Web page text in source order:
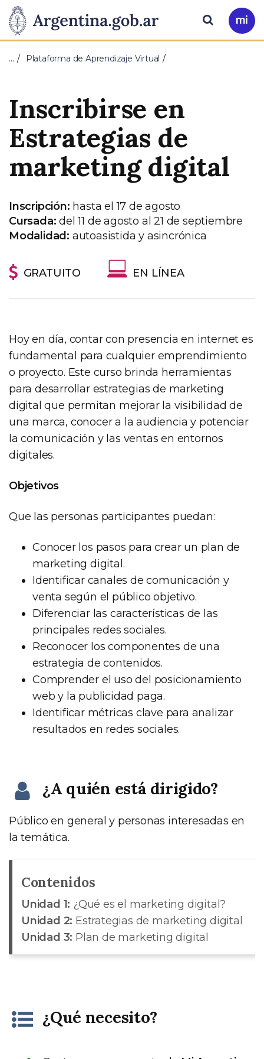
Presidencia
de
Nación
Pasar al contenido principal
Ir
a
Buscar
… Plataforma de Aprendizaje Virtual
Inscribirse en
Estrategias de
marketing digital
Inscripción: hasta el 17 de agosto
Cursada: del 11 de agosto al 21 de septiembre
Modalidad: autoasistida y asincrónica
GRATUITO EN LÍNEA
Hoy en día, contar con presencia en internet es
fundamental para cualquier emprendimiento
o proyecto. Este curso brinda herramientas
para desarrollar estrategias de marketing
digital que permitan mejorar la visibilidad de
una marca, conocer a la audiencia y potenciar
la comunicación y las ventas en entornos
digitales.
Objetivos
Que las personas participantes puedan:
Conocer los pasos para crear un plan de
marketing digital.
Identificar canales de comunicación y
venta según el público objetivo.
Diferenciar las características de las
principales redes sociales.
Reconocer los componentes de una
estrategia de contenidos.
Comprender el uso del posicionamiento
web y la publicidad paga.
Identificar métricas clave para analizar
resultados en redes sociales.
¿A quién está dirigido?
Público en general y personas interesadas en
la temática.
Contenidos
Unidad 1: ¿Qué es el marketing digital?
Unidad 2: Estrategias de marketing digital
Unidad 3: Plan de marketing digital
¿Qué necesito?